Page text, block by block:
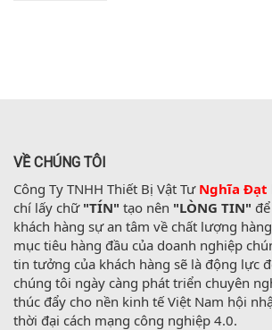
VỀ CHÚNG TÔI
Công Ty TNHH Thiết Bị Vật Tư Nghĩa Đạt
chí lấy chữ "TÍN" tạo nên "LÒNG TIN"
khách hàng sự an tâm về chất lượng
mục tiêu hàng đầu của doanh nghiệp
tin tưởng của khách hàng sẽ là động lực
chúng tôi ngày càng phát triển chuyên
thúc đẩy cho nền kinh tế Việt Nam hội
thời đại cách mạng công nghiệp 4.0.